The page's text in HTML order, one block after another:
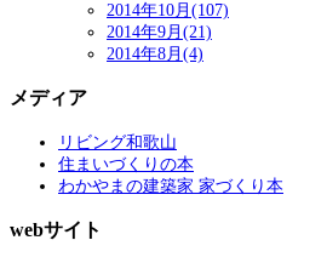
2014年10月(107)
2014年9月(21)
2014年8月(4)
メディア
リビング和歌山
住まいづくりの本
わかやまの建築家 家づくり本
webサイト